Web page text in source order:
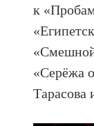
к
«Серёжа